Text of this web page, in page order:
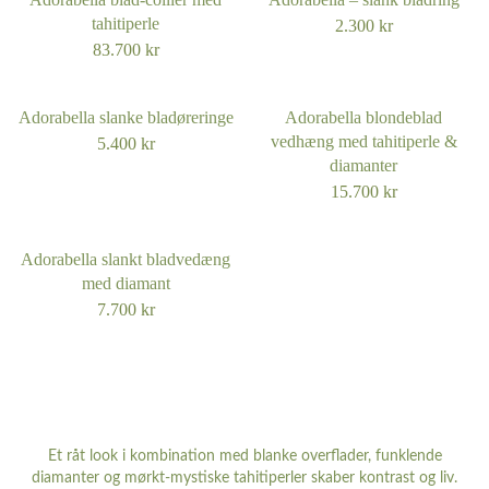
tahitiperle
83.700 kr
2.300 kr
Adorabella slanke bladøreringe
5.400 kr
Adorabella blondeblad
vedhæng med tahitiperle &
diamanter
15.700 kr
Adorabella slankt bladvedæng
med diamant
7.700 kr
Et råt look i kombination med blanke overflader, funklende
diamanter og mørkt-mystiske tahitiperler skaber kontrast og liv.